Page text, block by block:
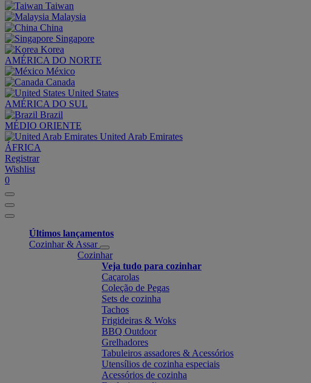
Taiwan
Malaysia
China
Singapore
Korea
AMÉRICA DO NORTE
México
Canada
United States
AMÉRICA DO SUL
Brazil
MÉDIO ORIENTE
United Arab Emirates
ÁFRICA
Registrar
Wishlist
0
Últimos lançamentos
Cozinhar & Assar
Cozinhar
Veja tudo para cozinhar
Caçarolas
Coleção de Pegas
Sets de cozinha
Tachos
Frigideiras & Woks
BBQ Outdoor
Grelhadores
Tabuleiros assadores & Acessórios
Utensílios de cozinha especiais
Acessórios de cozinha